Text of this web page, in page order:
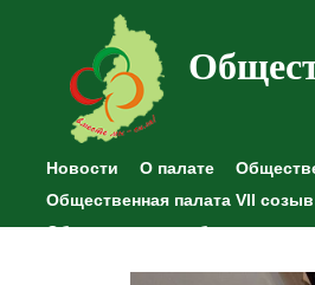
Новости О палате
Общественная палата VII созыв
Общественные наблюдения